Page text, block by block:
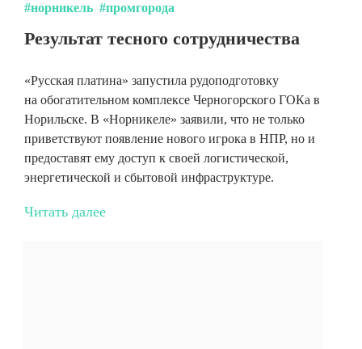
#норникель #промгорода
Результат тесного сотрудничества
«Русская платина» запустила рудоподготовку
на обогатительном комплексе Черногорского ГОКа в
Норильске. В «Норникеле» заявили, что не только
приветствуют появление нового игрока в НПР, но и
предоставят ему доступ к своей логистической,
энергетической и сбытовой инфраструктуре.
Читать далее